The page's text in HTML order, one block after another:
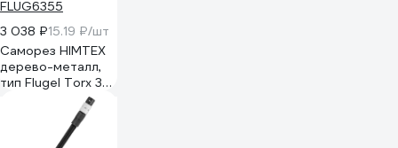
3 038 ₽15.19 ₽/шт
Саморез HIMTEX
дерево-металл,
тип Flugel Torx 30,
6,3х55 мм, 200
шт. FLUG6355